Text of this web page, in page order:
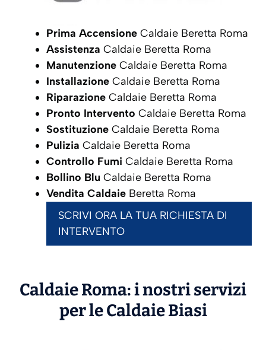
Prima Accensione Caldaie Beretta Roma
Assistenza Caldaie Beretta Roma
Manutenzione Caldaie Beretta Roma
Installazione Caldaie Beretta Roma
Riparazione Caldaie Beretta Roma
Pronto Intervento Caldaie Beretta Roma
Sostituzione Caldaie Beretta Roma
Pulizia Caldaie Beretta Roma
Controllo Fumi Caldaie Beretta Roma
Bollino Blu Caldaie Beretta Roma
Vendita Caldaie Beretta Roma
SCRIVI ORA LA TUA RICHIESTA DI
INTERVENTO
Caldaie Roma: i nostri servizi
per le CaldaieBiasi